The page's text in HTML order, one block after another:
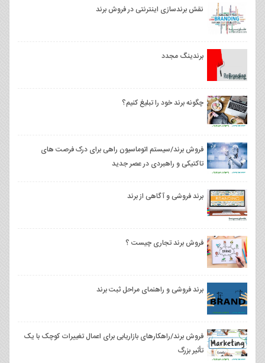
نقش برندسازی اینترنتی در فروش برند
برندینگ مجدد
چگونه برند خود را تبلیغ کنیم؟
فروش برند/سیستم اتوماسیون راهی برای درک فرصت های
تاکتیکی و راهبردی در عصر جدید
برند فروشی و آگاهی از برند
فروش برند تجاری چیست ؟
برند فروشی و راهنمای مراحل ثبت برند
فروش برند/راهکارهای بازاریابی برای اعمال تغییرات کوچک با یک
تأثیر بزرگ